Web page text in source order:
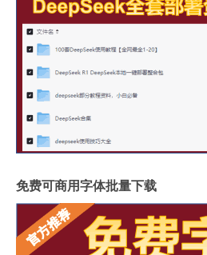
免费可商用字体批量下载